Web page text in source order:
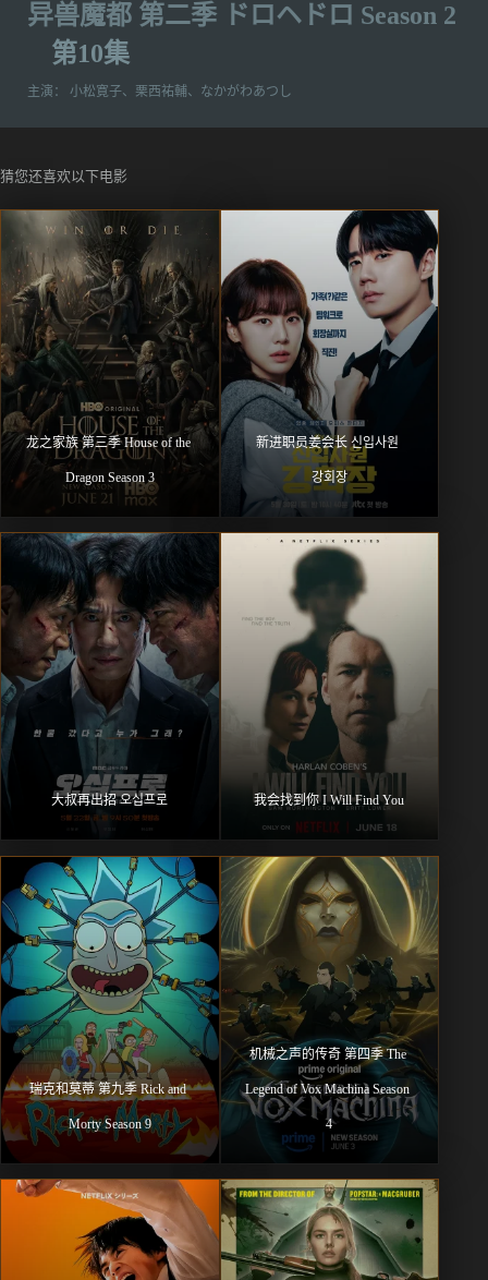
异兽魔都 第二季 ドロヘドロ Season 2
第10集
主演： 小松寛子、栗西祐輔、なかがわあつし
猜您还喜欢以下电影
龙之家族 第三季 House of the
Dragon Season 3
新进职员姜会长 신입사원
강회장
大叔再出招 오십프로 我会找到你 I Will Find You
瑞克和莫蒂 第九季 Rick and
Morty Season 9
机械之声的传奇 第四季 The
Legend of Vox Machina Season
4